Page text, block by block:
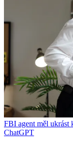
FBI agent měl ukrást
ChatGPT